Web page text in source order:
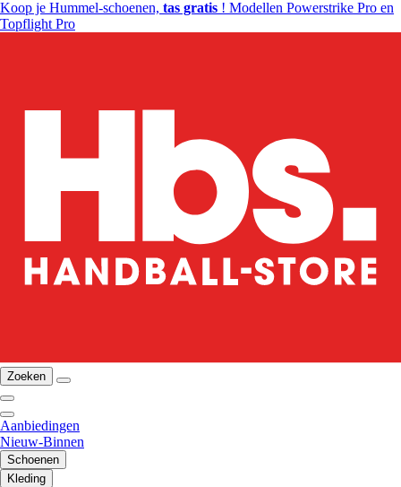
Koop je Hummel-schoenen, tas gratis ! Modellen Powerstrike Pro en
Topflight Pro
Zoeken
Aanbiedingen
Nieuw-Binnen
Schoenen
Kleding